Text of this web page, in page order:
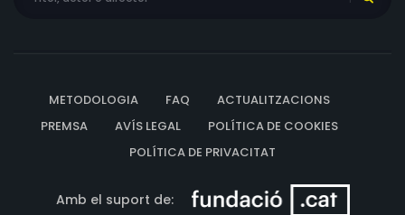
METODOLOGIA FAQ
ACTUALITZACIONS
PREMSA
AVÍS LEGAL
POLÍTICA DE COOKIES
POLÍTICA DE PRIVACITAT
Amb el suport de: